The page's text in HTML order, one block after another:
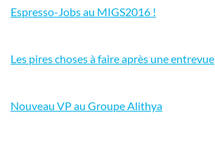
Espresso-Jobs au MIGS2016 !
Les pires choses à faire après une entrevue
Nouveau VP au Groupe Alithya